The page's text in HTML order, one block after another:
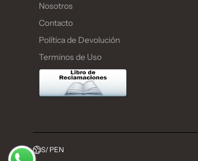
Nosotros
Contacto
Política de Devolución
Terminos de Uso
S/ PEN